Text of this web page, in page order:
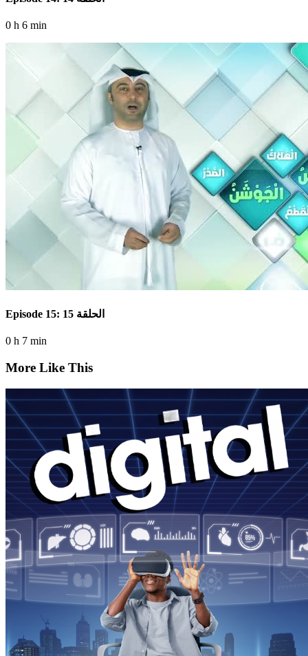
0 h 6 min
Episode 15: الحلقة 15
0 h 7 min
More Like This